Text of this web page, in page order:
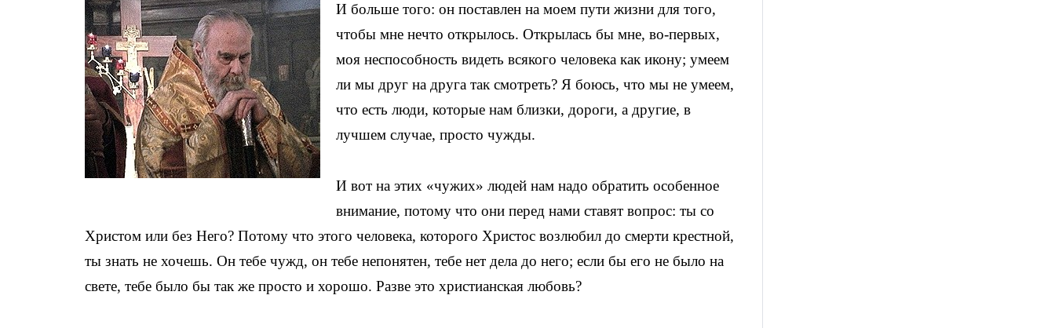
И больше того: он поставлен на моем пути жизни для того,
чтобы мне нечто открылось. Открылась бы мне, во-первых,
моя неспособность видеть всякого человека как икону; умеем
ли мы друг на друга так смотреть? Я боюсь, что мы не умеем,
что есть люди, которые нам близки, дороги, а другие, в
лучшем случае, просто чужды.
И вот на этих «чужих» людей нам надо обратить особенное
внимание, потому что они перед нами ставят вопрос: ты со
Христом или без Него? Потому что этого человека, которого Христос возлюбил до смерти крестной,
ты знать не хочешь. Он тебе чужд, он тебе непонятен, тебе нет дела до него; если бы его не было на
свете, тебе было бы так же просто и хорошо. Разве это христианская любовь?